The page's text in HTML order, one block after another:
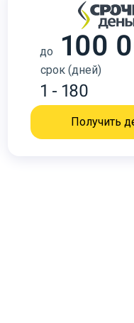
до 100
срок (дней)
1 - 180
Получить